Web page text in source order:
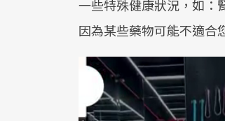
一些特殊健康狀況，如：
因為某些藥物可能不適合